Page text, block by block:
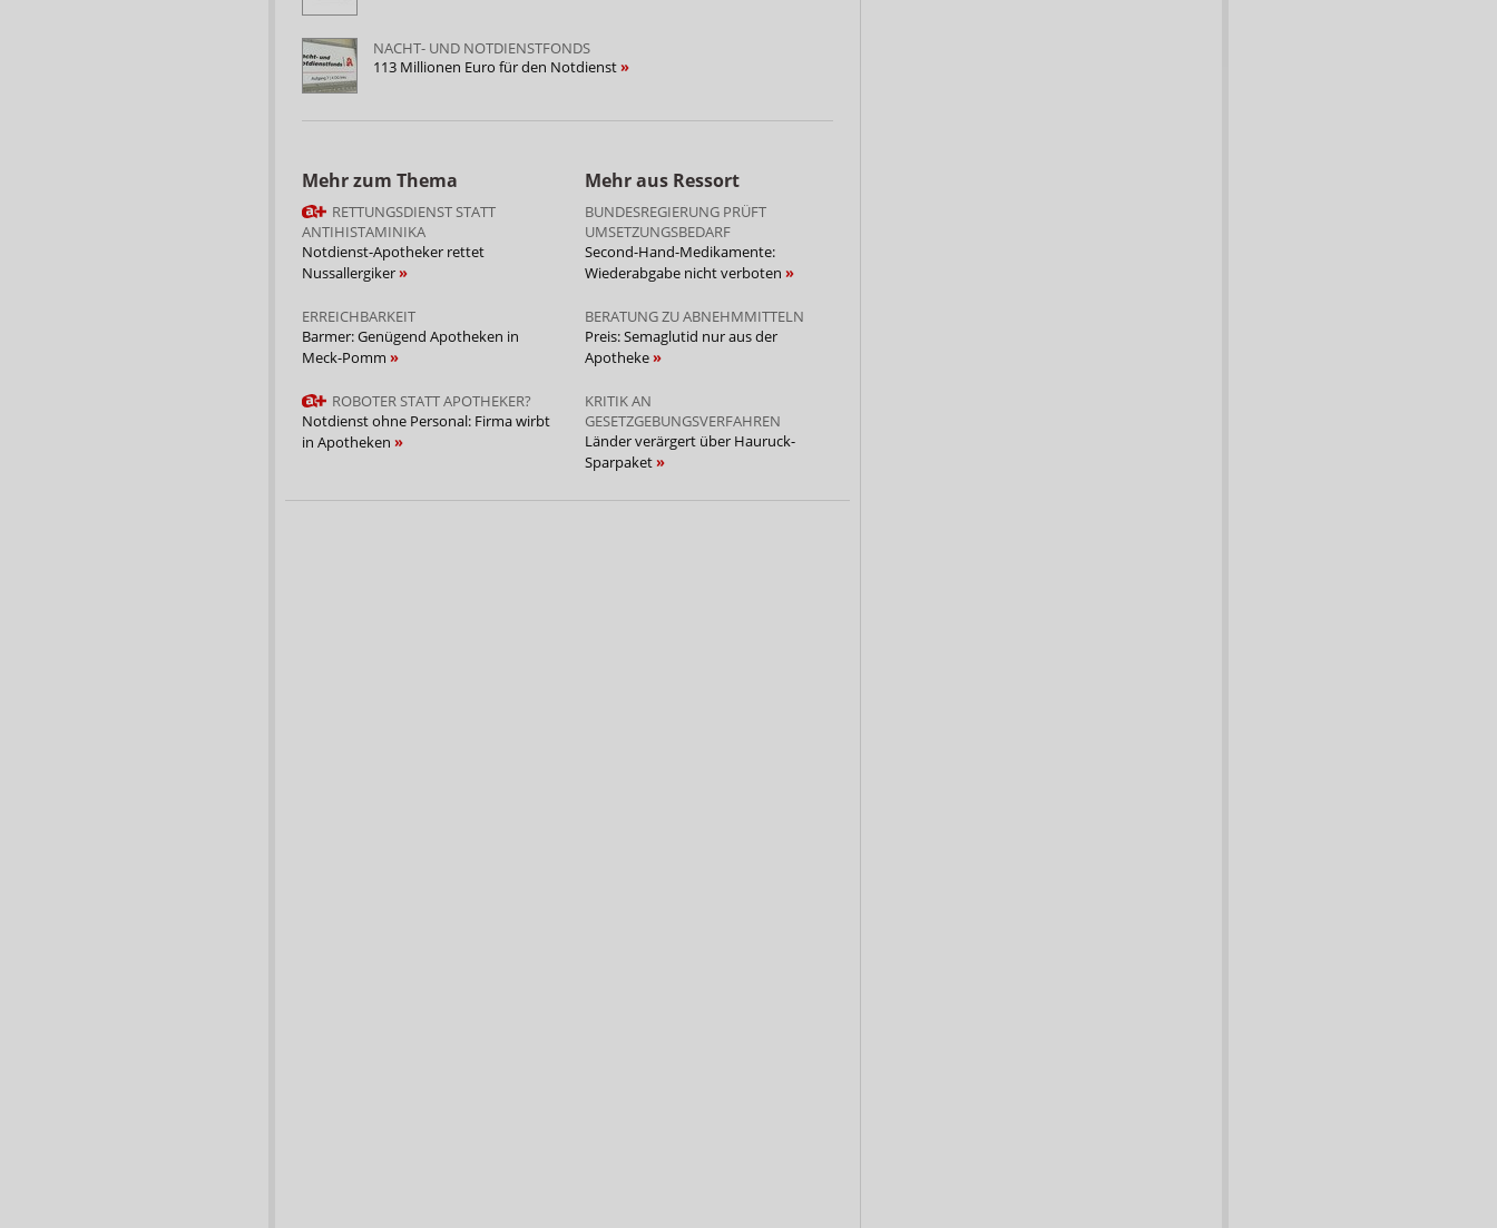
NACHT- UND NOTDIENSTFONDS
113 Millionen Euro für den Notdienst
Mehr zum Thema
RETTUNGSDIENST STATT
ANTIHISTAMINIKA
Notdienst-Apotheker rettet
Nussallergiker
ERREICHBARKEIT
Barmer: Genügend Apotheken in
Meck-Pomm
ROBOTER STATT APOTHEKER?
Notdienst ohne Personal: Firma wirbt
in Apotheken
Mehr aus Ressort
BUNDESREGIERUNG PRÜFT
UMSETZUNGSBEDARF
Second-Hand-Medikamente:
Wiederabgabe nicht verboten
BERATUNG ZU ABNEHMMITTELN
Preis: Semaglutid nur aus der
Apotheke
KRITIK AN
GESETZGEBUNGSVERFAHREN
Länder verärgert über Hauruck-
Sparpaket